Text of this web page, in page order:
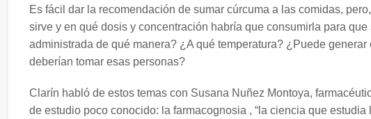
Es fácil dar la recomendación de sumar cúrcuma a las comidas,
sirve y en qué dosis y concentración habría que consumirla para
administrada de qué manera? ¿A qué temperatura? ¿Puede
deberían tomar esas personas?
Clarín habló de estos temas con Susana Nuñez Montoya,
de estudio poco conocido: la farmacognosia , “la ciencia que